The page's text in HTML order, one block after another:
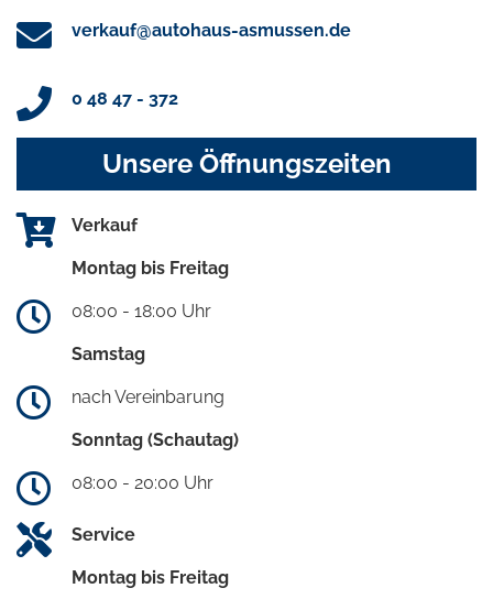
verkauf@autohaus-asmussen.de
0 48 47 - 372
Unsere Öffnungszeiten
Verkauf
Montag bis Freitag
08:00 - 18:00 Uhr
Samstag
nach Vereinbarung
Sonntag (Schautag)
08:00 - 20:00 Uhr
Service
Montag bis Freitag